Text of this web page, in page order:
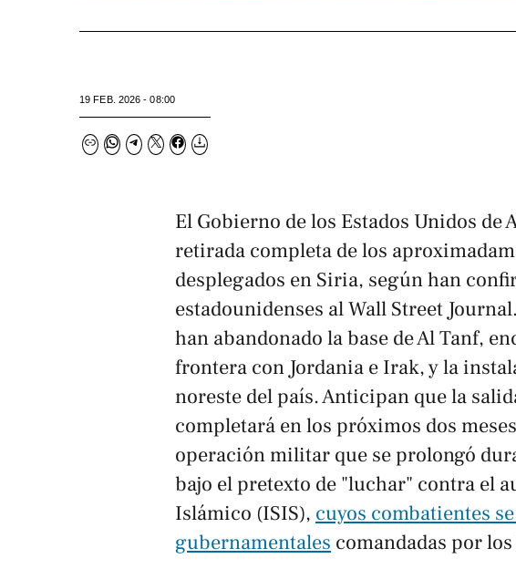
19 FEB. 2026 - 08:00
El Gobierno de los Estados Unidos de
retirada completa de los
desplegados en Siria, según han
estadounidenses alWall Street Journal
han abandonado la base de Al Tanf,
frontera con Jordania e Irak, y la
noreste del país. Anticipan que la
completará en los próximos dos
operación militar que se prolongó
bajo el pretexto de "luchar" contra el
Islámico (ISIS), cuyos combatientes
gubernamentales comandadas por